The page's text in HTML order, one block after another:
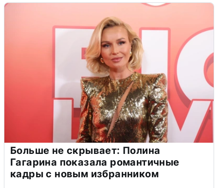
Больше не скрывает: Полина
Гагарина показала романтичные
кадры с новым избранником